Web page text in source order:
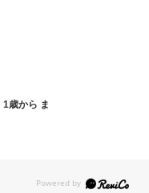
歳から ま